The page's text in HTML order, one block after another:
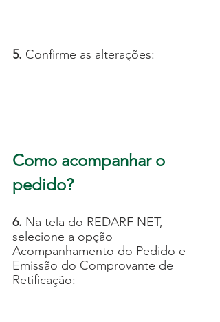
5. Confirme as alterações:
Como acompanhar o
pedido?
6. Na tela do REDARF NET,
selecione a opção
Acompanhamento do Pedido e
Emissão do Comprovante de
Retificação: